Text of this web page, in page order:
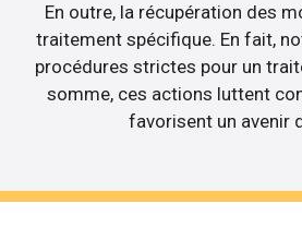
En outre, la récupération des
traitement spécifique. En fait,
procédures strictes pour un
somme, ces actions luttent
favorisent un avenir